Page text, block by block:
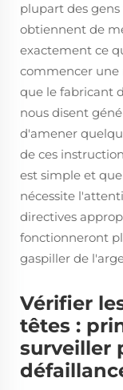
plupart des
obtiennent de
exactement ce
commencer une
que le fabricant
nous disent
d'amener
de ces
est simple et
nécessite
directives
fonctionneront
gaspiller de
Vérifier
têtes :
surveiller